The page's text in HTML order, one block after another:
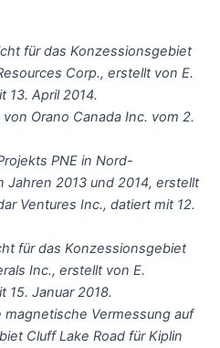
für das Konzessionsgebiet
Corp., erstellt von E.
13. April 2014.
Orano Canada Inc. vom 2.
PNE in Nord-
Jahren 2013 und 2014, erstellt
Ventures Inc., datiert mit 12.
für das Konzessionsgebiet
Inc., erstellt von E.
15. Januar 2018.
magnetische Vermessung auf
Cluff Lake Road für Kiplin